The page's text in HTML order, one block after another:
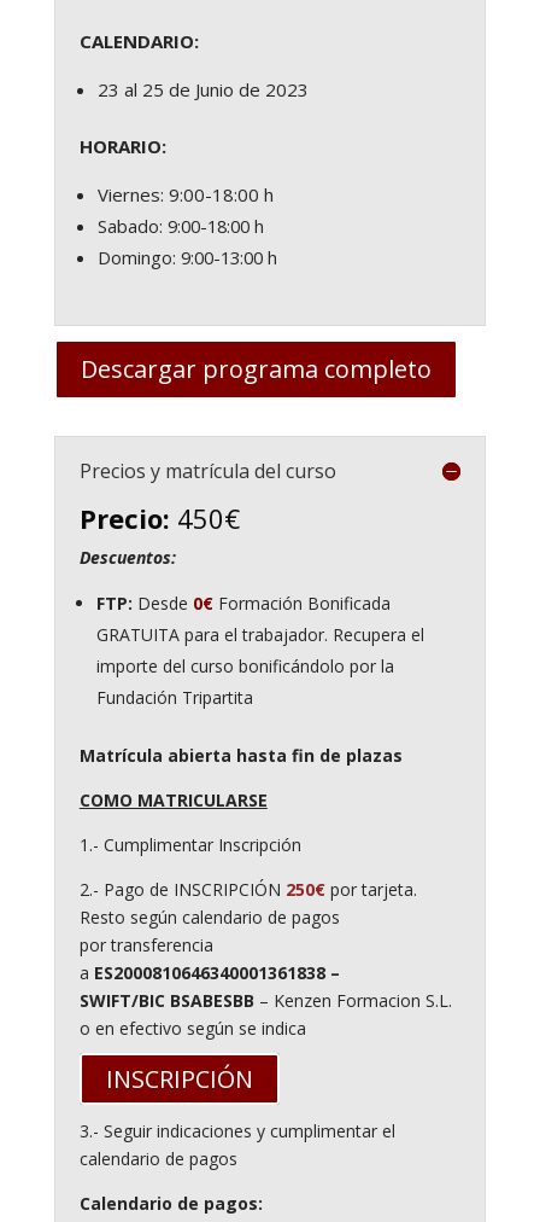
CALENDARIO:
23 al 25 de Junio de 2023
HORARIO:
Viernes: 9:00-18:00 h
Sabado: 9:00-18:00 h
Domingo: 9:00-13:00 h
Descargar programa completo
Precios y matrícula del curso
Precio: 450€
Descuentos:
FTP: Desde 0€Formación Bonificada
GRATUITA para el trabajador. Recupera el
importe del curso bonificándolo por la
Fundación Tripartita
Matrícula abierta hasta fin de plazas
COMO MATRICULARSE
1.- Cumplimentar Inscripción
2.- Pago de INSCRIPCIÓN 250€por tarjeta.
Resto según calendario de pagos
por transferencia
a ES2000810646340001361838 –
SWIFT/BIC BSABESBB – Kenzen Formacion S.L.
o en efectivo según se indica
INSCRIPCIÓN
3.- Seguir indicaciones y cumplimentar el
calendario de pagos
Calendario de pagos: